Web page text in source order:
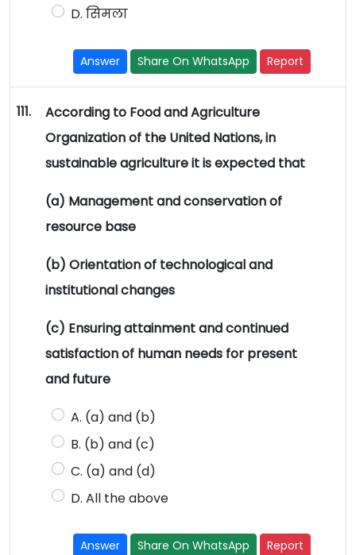
D. सिमला
Answer Share On WhatsApp Report
111.
According to Food and Agriculture
Organization of the United Nations, in
sustainable agriculture it is expected that
(a) Management and conservation of
resource base
(b) Orientation of technological and
institutional changes
(c) Ensuring attainment and continued
satisfaction of human needs for present
and future
A. (a) and (b)
B. (b) and (c)
C. (a) and (d)
D. All the above
Answer Share On WhatsApp Report